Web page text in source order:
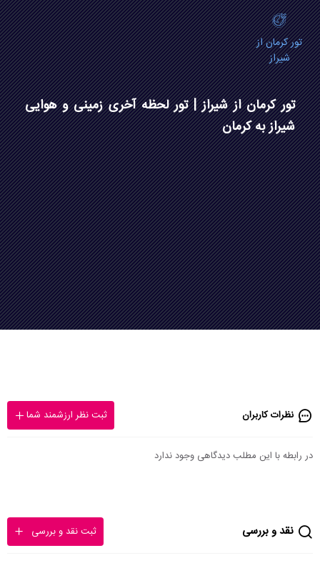
تور کرمان از
شیراز
تور کرمان از شیراز | تور لحظه آخری زمینی و هوایی
شیراز به کرمان
نظرات کاربران ثبت نظر ارزشمند شما
در رابطه با این مطلب دیدگاهی وجود ندارد
نقد و بررسی ثبت نقد و بررسی